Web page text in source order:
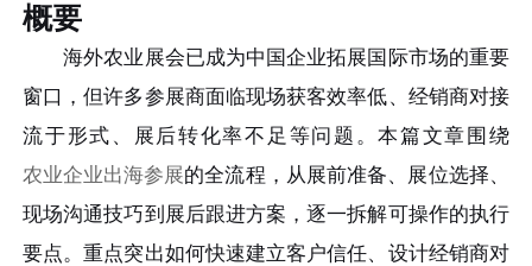
概要
海外农业展会已成为中国企业拓展国际市场的重要
窗口，但许多参展商面临现场获客效率低、经销商对接
流于形式、展后转化率不足等问题。本篇文章围绕
农业企业出海参展的全流程，从展前准备、展位选择、
现场沟通技巧到展后跟进方案，逐一拆解可操作的执行
要点。重点突出如何快速建立客户信任、设计经销商对